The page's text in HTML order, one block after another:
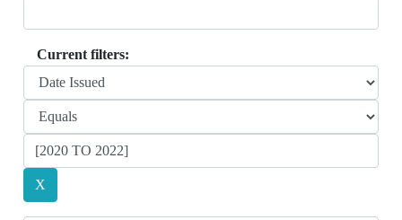
Current filters: